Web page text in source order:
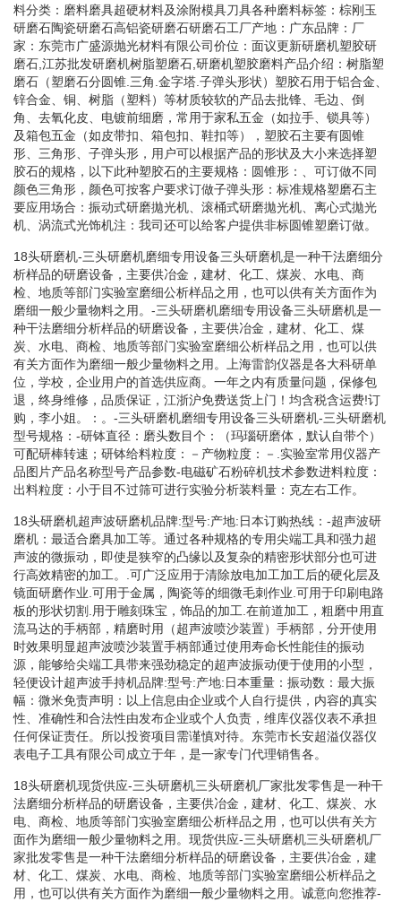
料分类：磨料磨具超硬材料及涂附模具刀具各种磨料标签：棕刚玉
研磨石陶瓷研磨石高铝瓷研磨石研磨石工厂产地：广东品牌：厂
家：东莞市广盛源抛光材料有限公司价位：面议更新研磨机塑胶研
磨石,江苏批发研磨机树脂塑磨石,研磨机塑胶磨料产品介绍：树脂塑
磨石（塑磨石分圆锥.三角.金字塔.子弹头形状）塑胶石用于铝合金、
锌合金、铜、树脂（塑料）等材质较软的产品去批锋、毛边、倒
角、去氧化皮、电镀前细磨，常用于家私五金（如拉手、锁具等）
及箱包五金（如皮带扣、箱包扣、鞋扣等），塑胶石主要有圆锥
形、三角形、子弹头形，用户可以根据产品的形状及大小来选择塑
胶石的规格，以下此种塑胶石的主要规格：圆锥形：、可订做不同
颜色三角形，颜色可按客户要求订做子弹头形：标准规格塑磨石主
要应用场合：振动式研磨拋光机、滚桶式研磨拋光机、离心式拋光
机、涡流式光饰机注：我司还可以给客户提供非标圆锥塑磨订做。
18头研磨机-三头研磨机磨细专用设备三头研磨机是一种干法磨细分
析样品的研磨设备，主要供冶金，建材、化工、煤炭、水电、商
检、地质等部门实验室磨细公析样品之用，也可以供有关方面作为
磨细一般少量物料之用。-三头研磨机磨细专用设备三头研磨机是一
种干法磨细分析样品的研磨设备，主要供冶金，建材、化工、煤
炭、水电、商检、地质等部门实验室磨细公析样品之用，也可以供
有关方面作为磨细一般少量物料之用。上海雷韵仪器是各大科研单
位，学校，企业用户的首选供应商。一年之内有质量问题，保修包
退，终身维修，品质保证，江浙沪免费送货上门！均含税含运费!订
购，李小姐。：。-三头研磨机磨细专用设备三头研磨机-三头研磨机
型号规格：-研钵直径：磨头数目个：（玛瑙研磨体，默认自带个）
可配研棒转速；研钵给料粒度：－产物粒度：－.实验室常用仪器产
品图片产品名称型号产品参数-电磁矿石粉碎机技术参数进料粒度：
出料粒度：小于目不过筛可进行实验分析装料量：克左右工作。
18头研磨机超声波研磨机品牌:型号:产地:日本订购热线：-超声波研
磨机：最适合磨具加工等。通过各种规格的专用尖端工具和强力超
声波的微振动，即使是狭窄的凸缘以及复杂的精密形状部分也可进
行高效精密的加工。.可广泛应用于清除放电加工加工后的硬化层及
镜面研磨作业.可用于金属，陶瓷等的细微毛刺作业.可用于印刷电路
板的形状切割.用于雕刻珠宝，饰品的加工.在前道加工，粗磨中用直
流马达的手柄部，精磨时用（超声波喷沙装置）手柄部，分开使用
时效果明显超声波喷沙装置手柄部通过使用寿命长性能佳的振动
源，能够给尖端工具带来强劲稳定的超声波振动便于使用的小型，
轻便设计超声波手持机品牌:型号:产地:日本重量：振动数：最大振
幅：微米免责声明：以上信息由企业或个人自行提供，内容的真实
性、准确性和合法性由发布企业或个人负责，维库仪器仪表不承担
任何保证责任。所以投资项目需谨慎对待。东莞市长安超溢仪器仪
表电子工具有限公司成立于年，是一家专门代理销售各。
18头研磨机现货供应-三头研磨机三头研磨机厂家批发零售是一种干
法磨细分析样品的研磨设备，主要供冶金，建材、化工、煤炭、水
电、商检、地质等部门实验室磨细公析样品之用，也可以供有关方
面作为磨细一般少量物料之用。现货供应-三头研磨机三头研磨机厂
家批发零售是一种干法磨细分析样品的研磨设备，主要供冶金，建
材、化工、煤炭、水电、商检、地质等部门实验室磨细公析样品之
用，也可以供有关方面作为磨细一般少量物料之用。诚意向您推荐-